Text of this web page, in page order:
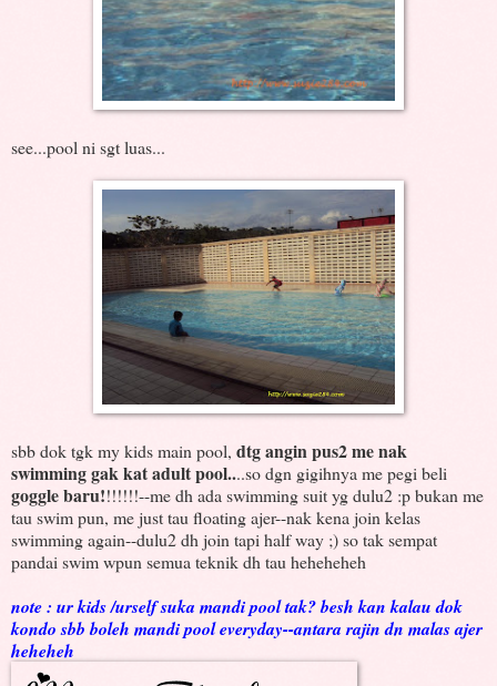
see...pool ni sgt luas...
sbb dok tgk my kids main pool, dtg angin pus2 me nak
swimming gak kat adult pool....so dgn gigihnya me pegi beli
goggle baru!!!!!!!--me dh ada swimming suit yg dulu2 :p bukan me
tau swim pun, me just tau floating ajer--nak kena join kelas
swimming again--dulu2 dh join tapi half way ;) so tak sempat
pandai swim wpun semua teknik dh tau heheheheh
note : ur kids /urself suka mandi pool tak? besh kan kalau dok
kondo sbb boleh mandi pool everyday--antara rajin dn malas ajer
heheheh